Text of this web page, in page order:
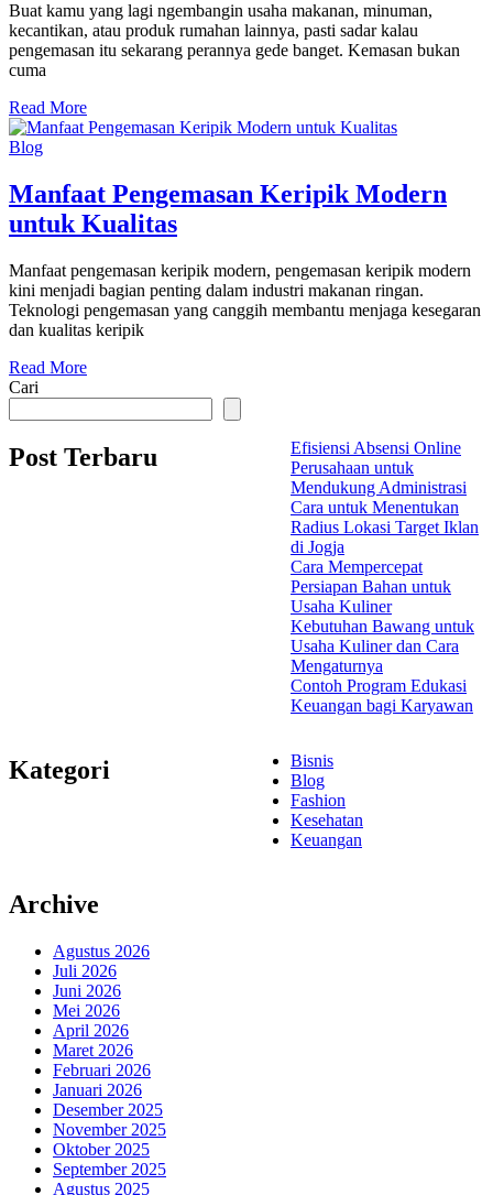
Buat kamu yang lagi ngembangin usaha makanan, minuman,
kecantikan, atau produk rumahan lainnya, pasti sadar kalau
pengemasan itu sekarang perannya gede banget. Kemasan bukan
cuma
Read More
Blog
Manfaat Pengemasan Keripik Modern
untuk Kualitas
Manfaat pengemasan keripik modern, pengemasan keripik modern
kini menjadi bagian penting dalam industri makanan ringan.
Teknologi pengemasan yang canggih membantu menjaga kesegaran
dan kualitas keripik
Read More
Cari
Post Terbaru
Efisiensi Absensi Online
Perusahaan untuk
Mendukung Administrasi
Cara untuk Menentukan
Radius Lokasi Target Iklan
di Jogja
Cara Mempercepat
Persiapan Bahan untuk
Usaha Kuliner
Kebutuhan Bawang untuk
Usaha Kuliner dan Cara
Mengaturnya
Contoh Program Edukasi
Keuangan bagi Karyawan
Kategori
Bisnis
Blog
Fashion
Kesehatan
Keuangan
Archive
Agustus 2026
Juli 2026
Juni 2026
Mei 2026
April 2026
Maret 2026
Februari 2026
Januari 2026
Desember 2025
November 2025
Oktober 2025
September 2025
Agustus 2025